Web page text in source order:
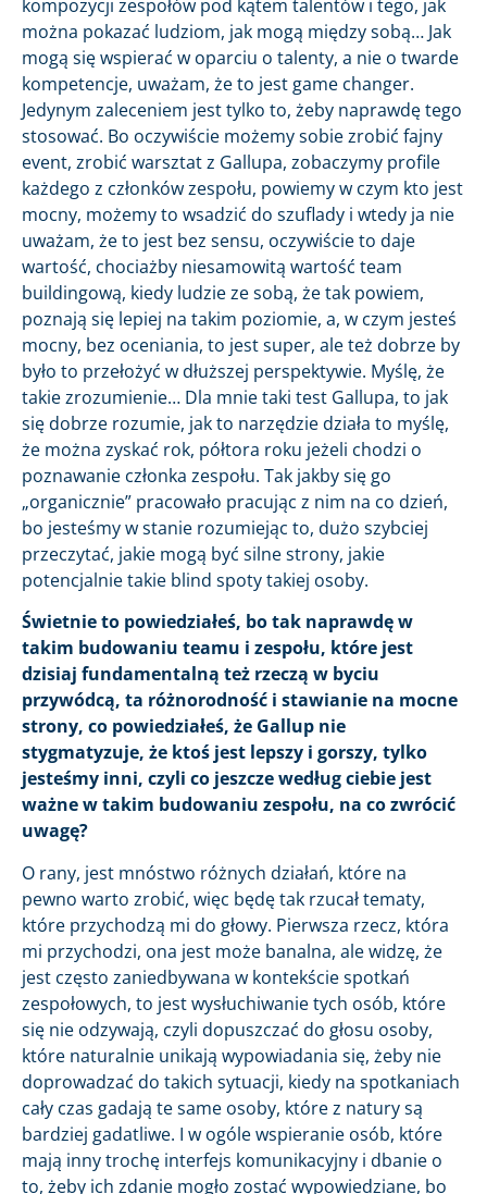
kompozycji zespołów pod kątem talentów i tego, jak
można pokazać ludziom, jak mogą między sobą… Jak
mogą się wspierać w oparciu o talenty, a nie o twarde
kompetencje, uważam, że to jest game changer.
Jedynym zaleceniem jest tylko to, żeby naprawdę tego
stosować. Bo oczywiście możemy sobie zrobić fajny
event, zrobić warsztat z Gallupa, zobaczymy profile
każdego z członków zespołu, powiemy w czym kto jest
mocny, możemy to wsadzić do szuflady i wtedy ja nie
uważam, że to jest bez sensu, oczywiście to daje
wartość, chociażby niesamowitą wartość team
buildingową, kiedy ludzie ze sobą, że tak powiem,
poznają się lepiej na takim poziomie, a, w czym jesteś
mocny, bez oceniania, to jest super, ale też dobrze by
było to przełożyć w dłuższej perspektywie. Myślę, że
takie zrozumienie… Dla mnie taki test Gallupa, to jak
się dobrze rozumie, jak to narzędzie działa to myślę,
że można zyskać rok, półtora roku jeżeli chodzi o
poznawanie członka zespołu. Tak jakby się go
„organicznie” pracowało pracując z nim na co dzień,
bo jesteśmy w stanie rozumiejąc to, dużo szybciej
przeczytać, jakie mogą być silne strony, jakie
potencjalnie takie blind spoty takiej osoby.
Świetnie to powiedziałeś, bo tak naprawdę w
takim budowaniu teamu i zespołu, które jest
dzisiaj fundamentalną też rzeczą w byciu
przywódcą, ta różnorodność i stawianie na mocne
strony, co powiedziałeś, że Gallup nie
stygmatyzuje, że ktoś jest lepszy i gorszy, tylko
jesteśmy inni, czyli co jeszcze według ciebie jest
ważne w takim budowaniu zespołu, na co zwrócić
uwagę?
O rany, jest mnóstwo różnych działań, które na
pewno warto zrobić, więc będę tak rzucał tematy,
które przychodzą mi do głowy. Pierwsza rzecz, która
mi przychodzi, ona jest może banalna, ale widzę, że
jest często zaniedbywana w kontekście spotkań
zespołowych, to jest wysłuchiwanie tych osób, które
się nie odzywają, czyli dopuszczać do głosu osoby,
które naturalnie unikają wypowiadania się, żeby nie
doprowadzać do takich sytuacji, kiedy na spotkaniach
cały czas gadają te same osoby, które z natury są
bardziej gadatliwe. I w ogóle wspieranie osób, które
mają inny trochę interfejs komunikacyjny i dbanie o
to, żeby ich zdanie mogło zostać wypowiedziane, bo